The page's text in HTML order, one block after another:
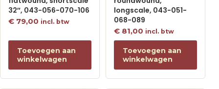
32″, 043-056-070-106
€ 79,00 incl. btw
Toevoegen aan
winkelwagen
longscale, 043-051-
068-089
€ 81,00 incl. btw
Toevoegen aan
winkelwagen